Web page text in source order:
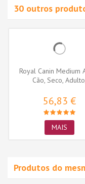
30 outros
Royal Canin Medium
Cão, Seco,
56,83 €
MAIS
Produtos do